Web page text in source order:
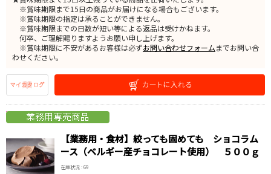
※賞味期限まで15日の商品がお届けになる場合もございます。
※賞味期限の指定は承ることができません。
※賞味期限までの日数が短い等による返品は受けかねます。
何卒、ご理解賜りますようお願い申し上げます。
※賞味期限に不安があるお客様は必ずお問い合わせフォームまでお問い合
わせください。
【業務用・食材】絞っても固めても ショコラム
ース（ベルギー産チョコレート使用） ５００ｇ
在庫状況 : 69